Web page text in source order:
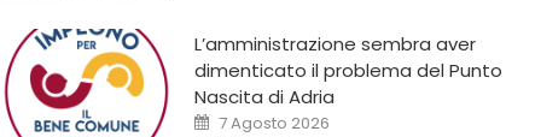
L’amministrazione sembra aver
dimenticato il problema del Punto
Nascita di Adria
7 Agosto 2026